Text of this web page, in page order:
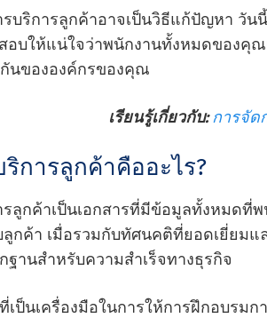
บริการลูกค้าอาจเป็นวิธีแก้ปัญหา วั
อบให้แน่ใจว่าพนักงานทั้งหมดของคุ
นขององค์กรของคุณ
เรียนรู้เกี่ยวกับ:การจัด
การลูกค้าคืออะไร?
ลูกค้าเป็นเอกสารที่มีข้อมูลทั้งหมดที่
กค้า เมื่อรวมกับทัศนคติที่ยอดเยี่ยมแ
ฐานสําหรับความสําเร็จทางธุรกิจ
ป็นเครื่องมือในการให้การฝึกอบรม